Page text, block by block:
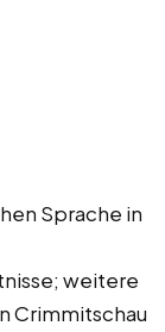
Sprache in
weitere
Crimmitschau